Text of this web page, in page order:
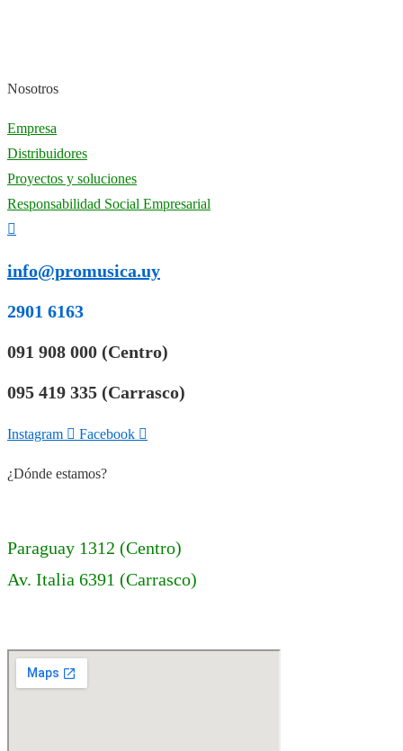
Nosotros
Empresa
Distribuidores
Proyectos y soluciones
Responsabilidad Social Empresarial
info@promusica.uy
2901 6163
091 908 000 (Centro)
095 419 335 (Carrasco)
Instagram Facebook
¿Dónde estamos?
Paraguay 1312 (Centro)
Av. Italia 6391 (Carrasco)